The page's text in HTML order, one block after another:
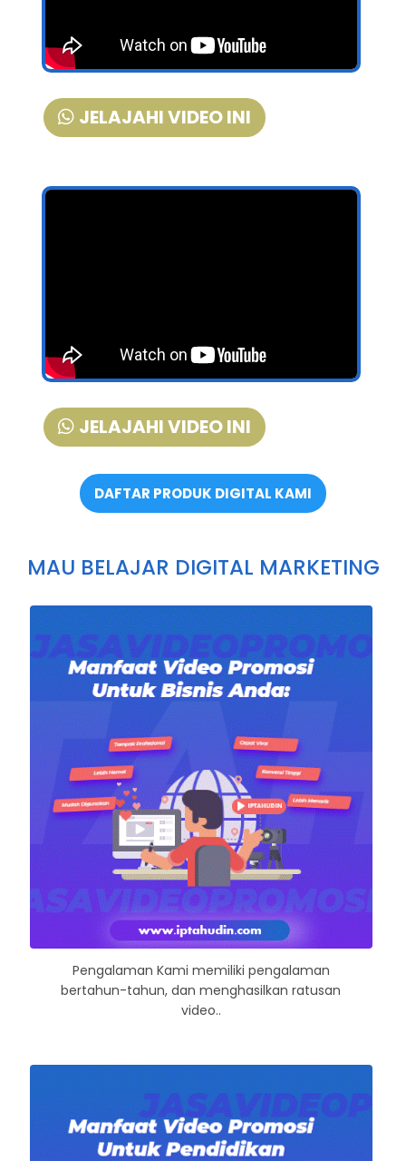
JELAJAHI VIDEO INI
JELAJAHI VIDEO INI
DAFTAR PRODUK DIGITAL KAMI
MAU BELAJAR DIGITAL MARKETING
Pengalaman Kami memiliki pengalaman
bertahun-tahun, dan menghasilkan ratusan
video..